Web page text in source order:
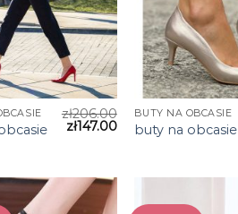
zł206.00
zł147.00
BUTY NA OBCASIE
buty na obcasie